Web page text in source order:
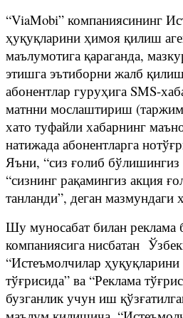
“ViaMobi” компаниясининг
ҳуқуқларини ҳимоя қилиш
маълумотига қараганда,
этишга эътиборни жалб
абонентлар гуруҳига SMS-
матнни мослаштириш
хато туфайли хабарнинг
натижада абонентларга
Яъни, “сиз ғолиб
“сизнинг рақамингиз акция
танланди”, деган мазмундаги
Шу муносабат билан реклама
компаниясига нисбатан
“Истеъмолчилар
тўғрисида” ва “Реклама
бузганлик учун иш